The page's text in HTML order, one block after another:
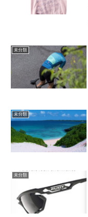
未分類
未分類
未分類